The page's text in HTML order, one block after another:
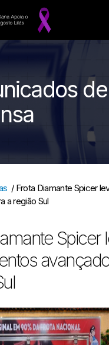
de
/ Frota Diamante Spicer
a região Sul
Spicer